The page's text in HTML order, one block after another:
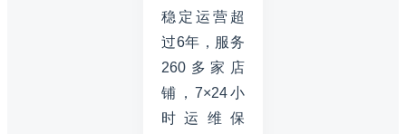
稳定运营超
过6年，服务
260多家店
铺，7×24小
时运维保